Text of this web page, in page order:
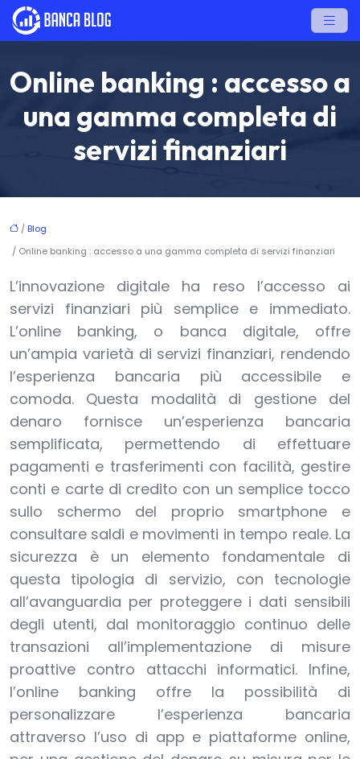
Online banking : accesso a
una gamma completa di
servizi finanziari
/ Blog
/ Online banking : accesso a una gamma completa di servizi finanziari
L’innovazione digitale ha reso l’accesso ai
servizi finanziari più semplice e immediato.
L’online banking, o banca digitale, offre
un’ampia varietà di servizi finanziari, rendendo
l’esperienza bancaria più accessibile e
comoda. Questa modalità di gestione del
denaro fornisce un’esperienza bancaria
semplificata, permettendo di effettuare
pagamenti e trasferimenti con facilità, gestire
conti e carte di credito con un semplice tocco
sullo schermo del proprio smartphone e
consultare saldi e movimenti in tempo reale. La
sicurezza è un elemento fondamentale di
questa tipologia di servizio, con tecnologie
all’avanguardia per proteggere i dati sensibili
degli utenti, dal monitoraggio continuo delle
transazioni all’implementazione di misure
proattive contro attacchi informatici. Infine,
l’online banking offre la possibilità di
personalizzare l’esperienza bancaria
attraverso l’uso di app e piattaforme online,